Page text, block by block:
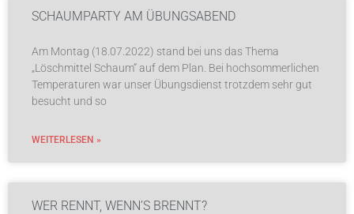
SCHAUMPARTY AM ÜBUNGSABEND
Am Montag (18.07.2022) stand bei uns das Thema
„Löschmittel Schaum“ auf dem Plan. Bei hochsommerlichen
Temperaturen war unser Übungsdienst trotzdem sehr gut
besucht und so
WEITERLESEN »
WER RENNT, WENN’S BRENNT?